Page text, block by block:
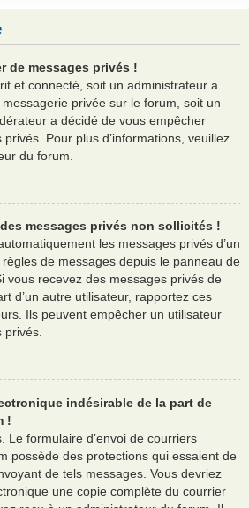
de messages privés !
et connecté, soit un administrateur a
privée sur le forum, soit un
a décidé de vous empêcher
privés. Pour plus d’informations, veuillez
du forum.
messages privés non sollicités !
les messages privés d’un
de messages depuis le panneau de
vous recevez des messages privés de
d’un autre utilisateur, rapportez ces
Ils peuvent empêcher un utilisateur
privés.
indésirable de la part de
!
Le formulaire d’envoi de courriers
possède des protections qui essaient de
de tels messages. Vous devriez
une copie complète du courrier